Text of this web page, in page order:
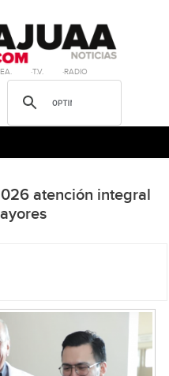
·T.V. ·RADIO
atención integral